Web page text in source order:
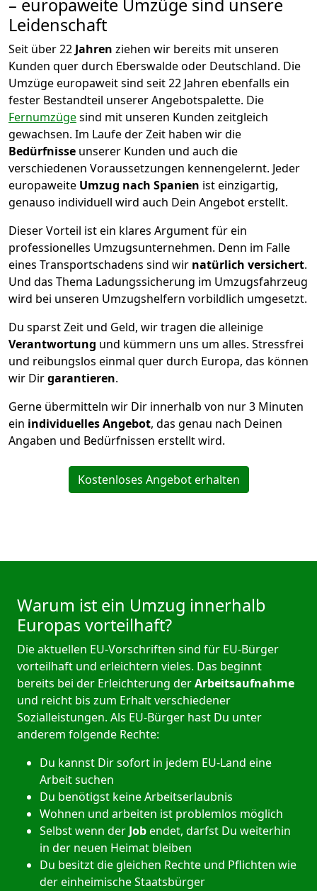
– europaweite Umzüge sind unsere
Leidenschaft
Seit über22 Jahren ziehen wir bereits mit unseren
Kunden quer durch Eberswaldeoder Deutschland. Die
Umzüge europaweit sind seit22 Jahren ebenfalls ein
fester Bestandteil unserer Angebotspalette. Die
Fernumzügesind mit unseren Kunden zeitgleich
gewachsen. Im Laufe der Zeit haben wir die
Bedürfnisse unserer Kunden und auch die
verschiedenen Voraussetzungen kennengelernt. Jeder
europaweite Umzug nach Spanien ist einzigartig,
genauso individuell wird auch Dein Angebot erstellt.
Dieser Vorteil ist ein klares Argument für ein
professionelles Umzugsunternehmen. Denn im Falle
eines Transportschadens sind wir natürlich versichert.
Und das Thema Ladungssicherung im Umzugsfahrzeug
wird bei unseren Umzugshelfern vorbildlich umgesetzt.
Du sparst Zeit und Geld, wir tragen die alleinige
Verantwortung und kümmern uns um alles. Stressfrei
und reibungslos einmal quer durch Europa, das können
wir Dirgarantieren.
Gerne übermitteln wir Dir innerhalb von nur3 Minuten
ein individuelles Angebot, das genau nach Deinen
Angaben und Bedürfnissen erstellt wird.
Kostenloses Angebot erhalten
Warum ist ein Umzug innerhalb
Europas vorteilhaft?
Die aktuellen EU-Vorschriften sind für EU-Bürger
vorteilhaft und erleichtern vieles. Das beginnt
bereits bei der Erleichterung derArbeitsaufnahme
und reicht bis zum Erhalt verschiedener
Sozialleistungen. Als EU-Bürger hast Du unter
anderem folgende Rechte:
Du kannst Dir sofort in jedem EU-Land eine
Arbeit suchen
Du benötigst keine Arbeitserlaubnis
Wohnen und arbeiten ist problemlos möglich
Selbst wenn der Jobendet, darfst Du weiterhin
in der neuen Heimat bleiben
Du besitzt die gleichen Rechte und Pflichten wie
der einheimische Staatsbürger